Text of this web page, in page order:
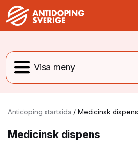
Antidoping startsida / Medicinsk dispens
Medicinsk dispens